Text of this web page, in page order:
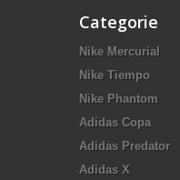
Categorie
Nike Mercurial
Nike Tiempo
Nike Phantom
Adidas Copa
Adidas Predator
Adidas X